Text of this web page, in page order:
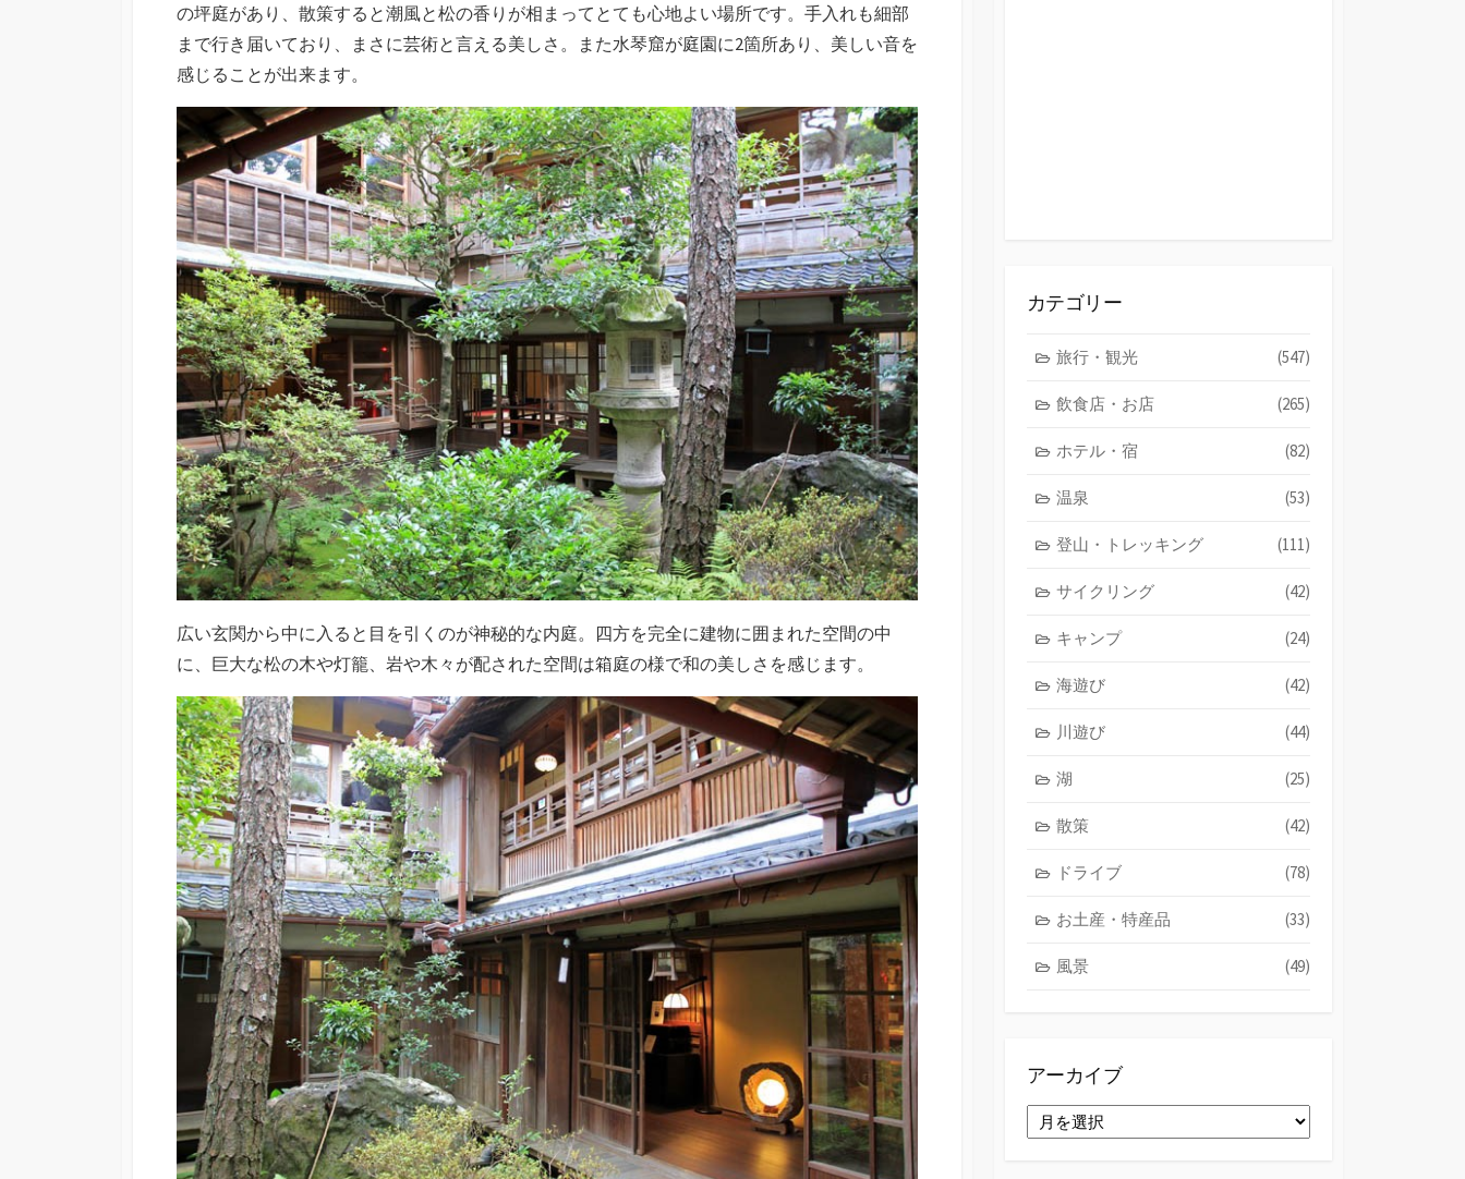
の坪庭があり、散策すると潮風と松の香りが相まってとても心地よい場所です。手入れも細部
まで行き届いており、まさに芸術と言える美しさ。また水琴窟が庭園に2箇所あり、美しい音を
感じることが出来ます。
広い玄関から中に入ると目を引くのが神秘的な内庭。四方を完全に建物に囲まれた空間の中
に、巨大な松の木や灯籠、岩や木々が配された空間は箱庭の様で和の美しさを感じます。
カテゴリー
旅行・観光 (547)
飲食店・お店 (265)
ホテル・宿 (82)
温泉 (53)
登山・トレッキング (111)
サイクリング (42)
キャンプ (24)
海遊び (42)
川遊び (44)
湖 (25)
散策 (42)
ドライブ (78)
お土産・特産品 (33)
風景 (49)
アーカイブ
ー